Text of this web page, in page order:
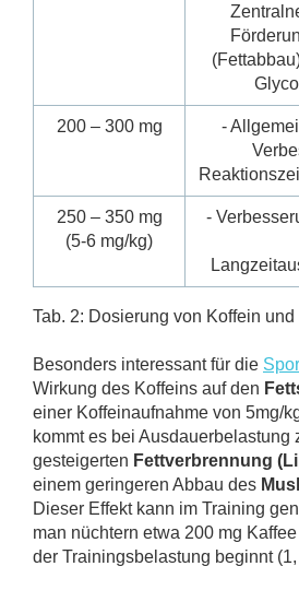
200 – 300 mg
-
250 – 350 mg
(5-6 mg/kg)
-
Tab. 2: Dosierung von Koffein
Besonders interessant für die
Wirkung des Koffeins auf den
einer Koffeinaufnahme von 5mg/
kommt es bei Ausdauerbelastung
gesteigerten Fettverbrennung
einem geringeren Abbau des
Dieser Effekt kann im Training
man nüchtern etwa 200 mg
der Trainingsbelastung beginnt